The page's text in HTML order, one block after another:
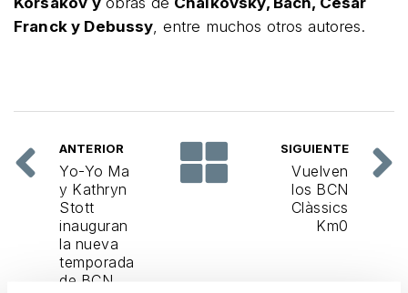
Franck y Debussy, entre muchos otros autores.
ANTERIOR
Yo-Yo Ma
y Kathryn
Stott
inauguran
la nueva
temporada
de BCN
SIGUIENTE
Vuelven
los BCN
Clàssics
Km0